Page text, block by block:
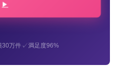
30万件✓満足度96%